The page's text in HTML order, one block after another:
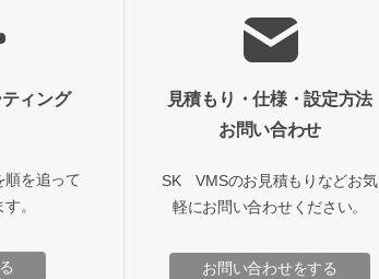
ティング
順を追って
。
見積もり・仕様・設定方法
お問い合わせ
SK VMSのお見積もりなどお気
軽にお問い合わせください。
お問い合わせをする